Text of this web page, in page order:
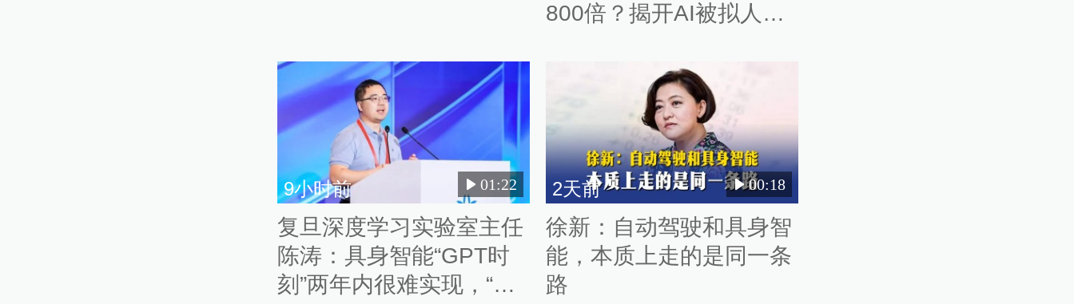
800倍？揭开AI被拟人化
9小时前 01:22
复旦深度学习实验室主任
陈涛：具身智能“GPT时
刻”两年内很难实现，“卷
2天前 00:18
徐新：自动驾驶和具身智
能，本质上走的是同一条
路